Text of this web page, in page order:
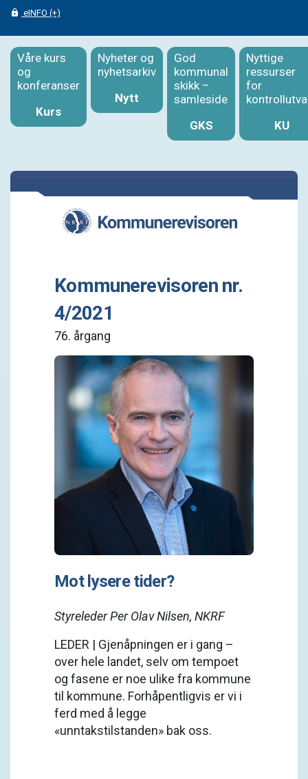
eINFO (+)
Våre kurs
og
konferanser
Kurs
Nyheter og
nyhetsarkiv
Nytt
God
kommunal
skikk –
samleside
GKS
Nyttige
ressurser
for
KU
Kommunerevisoren nr.
4/2021
76. årgang
Mot lysere tider?
Styreleder Per Olav Nilsen, NKRF
LEDER | Gjenåpningen er i gang –
over hele landet, selv om tempoet
og fasene er noe ulike fra kommune
til kommune. Forhåpentligvis er vi i
ferd med å legge
«unntakstilstanden» bak oss.